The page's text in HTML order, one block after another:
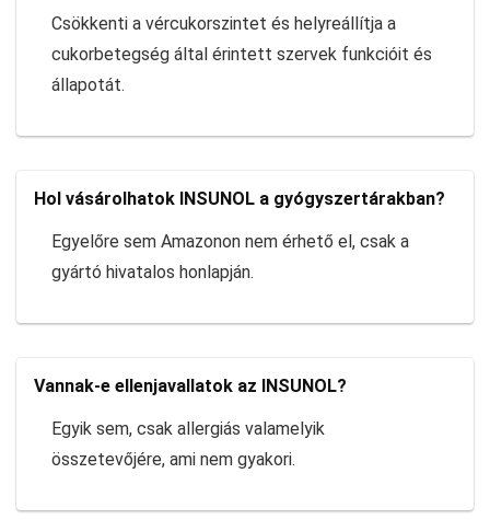
Csökkenti a vércukorszintet és helyreállítja a
cukorbetegség által érintett szervek funkcióit és
állapotát.
Hol vásárolhatok INSUNOL a gyógyszertárakban?
Egyelőre sem Amazonon nem érhető el, csak a
gyártó hivatalos honlapján.
Vannak-e ellenjavallatok az INSUNOL?
Egyik sem, csak allergiás valamelyik
összetevőjére, ami nem gyakori.